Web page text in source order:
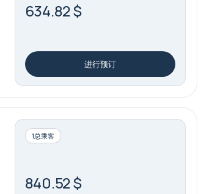
634.82 $
进行预订
1总乘客
840.52 $